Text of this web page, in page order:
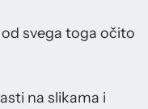
od svega toga očito
na slikama i